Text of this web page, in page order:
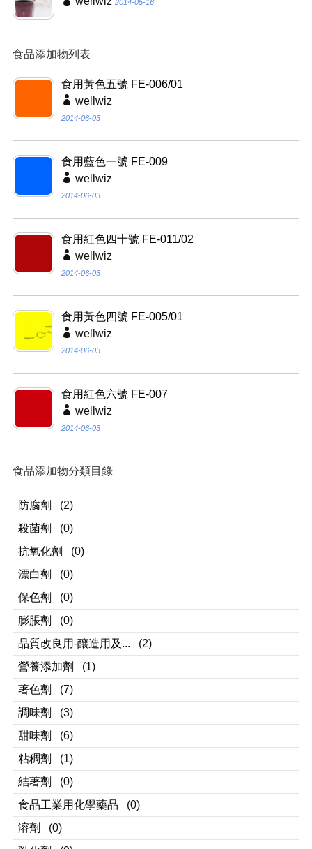
2014-05-16
食品添加物列表
食用黃色五號 FE-006/01
wellwiz
2014-06-03
食用藍色一號 FE-009
wellwiz
2014-06-03
食用紅色四十號 FE-011/02
wellwiz
2014-06-03
食用黃色四號 FE-005/01
wellwiz
2014-06-03
食用紅色六號 FE-007
wellwiz
2014-06-03
食品添加物分類目錄
防腐劑
(2)
殺菌劑
(0)
抗氧化劑
(0)
漂白劑
(0)
保色劑
(0)
膨脹劑
(0)
品質改良用-釀造用及...
(2)
營養添加劑
(1)
著色劑
(7)
調味劑
(3)
甜味劑
(6)
粘稠劑
(1)
結著劑
(0)
食品工業用化學藥品
(0)
溶劑
(0)